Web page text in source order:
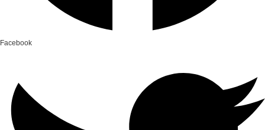
Facebook